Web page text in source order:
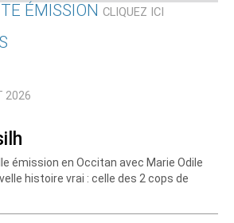
ÉMISSION CLIQUEZ ICI
2026
émission en Occitan avec Marie Odile
histoire vrai : celle des 2 cops de